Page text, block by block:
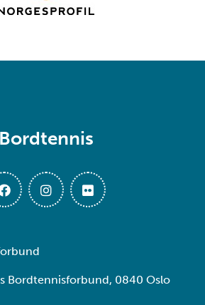
Bordtennis
Bordtennisforbund, 0840 Oslo